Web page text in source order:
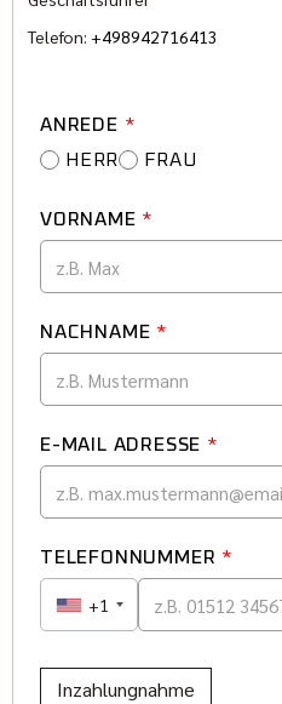
Telefon: +498942716413
ANREDE *
HERR
FRAU
VORNAME *
NACHNAME *
E-MAIL ADRESSE *
TELEFONNUMMER *
+1
Inzahlungnahme